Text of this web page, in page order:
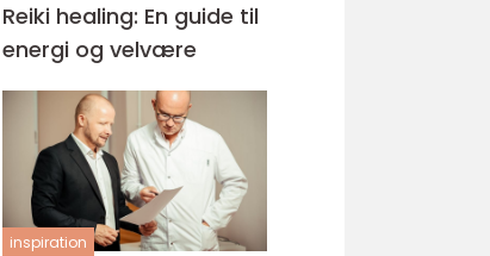
Reiki healing: En guide til
energi og velvære
inspiration